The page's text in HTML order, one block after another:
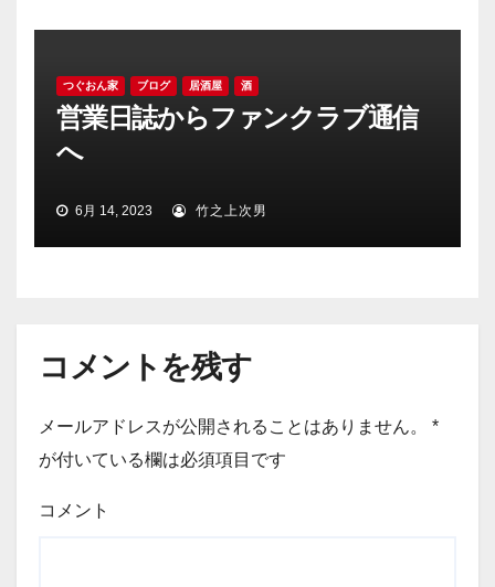
つぐおん家 ブログ 居酒屋 酒
営業日誌からファンクラブ通信
へ
6月 14, 2023 竹之上次男
コメントを残す
メールアドレスが公開されることはありません。
*
が付いている欄は必須項目です
コメント